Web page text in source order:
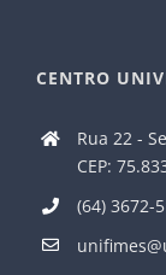
CENTRO
Rua 22 -
CEP:
(64) 3672-